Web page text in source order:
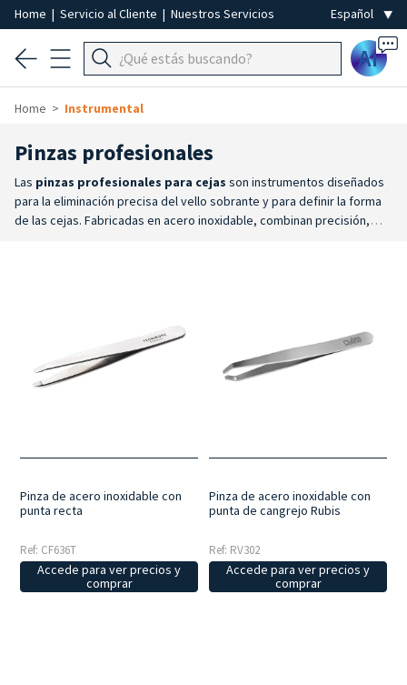
Home | Servicio al Cliente | Nuestros Servicios
Ai
Home Instrumental
Pinzas profesionales
Las pinzas profesionales para cejas son instrumentos diseñados
para la eliminación precisa del vello sobrante y para definir la forma
de las cejas. Fabricadas en acero inoxidable, combinan precisión,
completas, con pinzas Tecniwork TNS y Rubis disponibles en
numerosos acabados, para combinar funcionalidad y estilo sin
renunciar al rendimiento profesional.
Rubis Swiss Made
prestigiosa calidad suiza se une a una elevada precisión de
garantiza resistencia, fiabilidad y una larga vida útil.
Pinza de acero inoxidable con
punta recta
Ref: CF636T
Accede para ver precios y
comprar
Pinza de acero inoxidable con
punta de cangrejo Rubis
Ref: RV302
Accede para ver precios y
comprar